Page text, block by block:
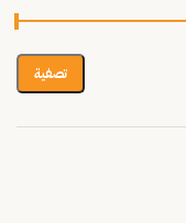
تصفية